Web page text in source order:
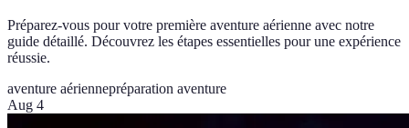
Préparez-vous pour votre première aventure aérienne avec notre
guide détaillé. Découvrez les étapes essentielles pour une expérience
réussie.
aventure aériennepréparation aventure
Aug 4